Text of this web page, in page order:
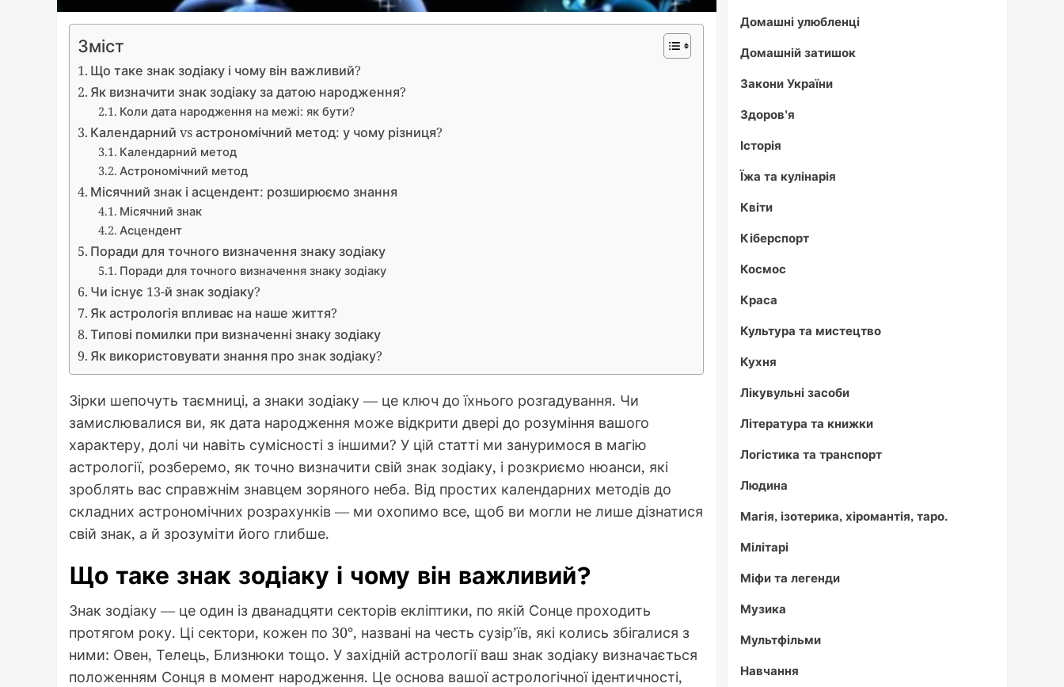
Зміст
Що таке знак зодіаку і чому він важливий?
Як визначити знак зодіаку за датою народження?
Коли дата народження на межі: як бути?
Календарний vs астрономічний метод: у чому різниця?
Календарний метод
Астрономічний метод
Місячний знак і асцендент: розширюємо знання
Місячний знак
Асцендент
Поради для точного визначення знаку зодіаку
Поради для точного визначення знаку зодіаку
Чи існує 13-й знак зодіаку?
Як астрологія впливає на наше життя?
Типові помилки при визначенні знаку зодіаку
Як використовувати знання про знак зодіаку?
Зірки шепочуть таємниці, а знаки зодіаку — це ключ до їхнього розгадування. Чи
замислювалися ви, як дата народження може відкрити двері до розуміння вашого
характеру, долі чи навіть сумісності з іншими? У цій статті ми зануримося в магію
астрології, розберемо, як точно визначити свій знак зодіаку, і розкриємо нюанси, які
зроблять вас справжнім знавцем зоряного неба. Від простих календарних методів до
складних астрономічних розрахунків — ми охопимо все, щоб ви могли не лише дізнатися
свій знак, а й зрозуміти його глибше.
Що таке знак зодіаку і чому він важливий?
Знак зодіаку — це один із дванадцяти секторів екліптики, по якій Сонце проходить
протягом року. Ці сектори, кожен по 30°, названі на честь сузір’їв, які колись збігалися з
ними: Овен, Телець, Близнюки тощо. У західній астрології ваш знак зодіаку визначається
положенням Сонця в момент народження. Це основа вашої астрологічної ідентичності,
Домашні улюбленці
Домашній затишок
Закони України
Здоров'я
Історія
Їжа та кулінарія
Квіти
Кіберспорт
Космос
Краса
Культура та мистецтво
Кухня
Лікувульні засоби
Література та книжки
Логістика та транспорт
Людина
Магія, ізотерика, хіромантія, таро.
Мілітарі
Міфи та легенди
Музика
Мультфільми
Навчання